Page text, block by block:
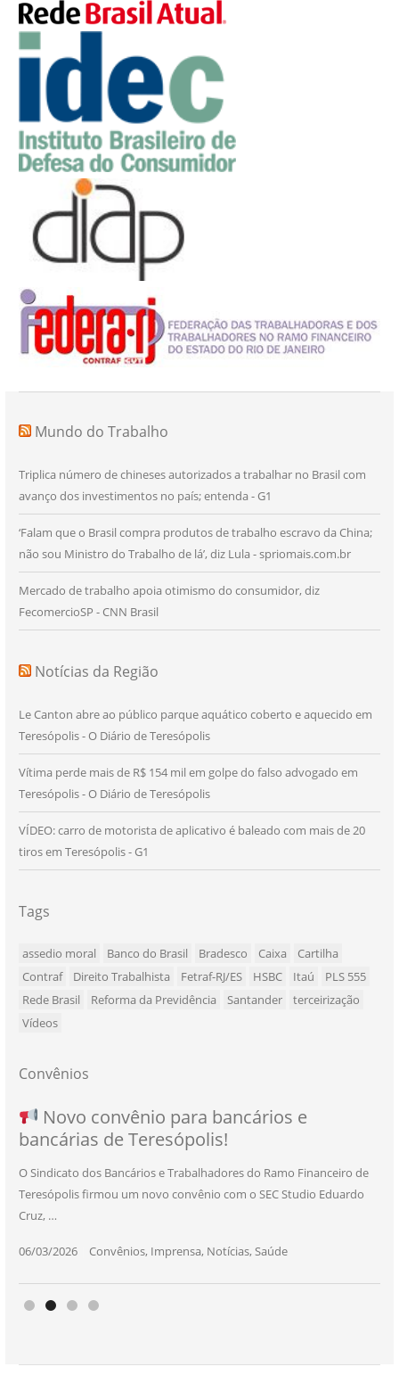
Mundo do Trabalho
Triplica número de chineses autorizados a trabalhar no Brasil com
avanço dos investimentos no país; entenda - G1
‘Falam que o Brasil compra produtos de trabalho escravo da China;
não sou Ministro do Trabalho de lá’, diz Lula - spriomais.com.br
Mercado de trabalho apoia otimismo do consumidor, diz
FecomercioSP - CNN Brasil
Notícias da Região
Le Canton abre ao público parque aquático coberto e aquecido em
Teresópolis - O Diário de Teresópolis
Vítima perde mais de R$ 154 mil em golpe do falso advogado em
Teresópolis - O Diário de Teresópolis
VÍDEO: carro de motorista de aplicativo é baleado com mais de 20
tiros em Teresópolis - G1
Tags
assedio moral Banco do Brasil Bradesco Caixa
Cartilha
Contraf
Direito Trabalhista Fetraf-RJ/ES HSBC Itaú
PLS 555
Rede Brasil
Reforma da Previdência Santander
terceirização
Vídeos
Convênios
SEU NOVO BENEFÍCIO CHEGOU
Novo convênio para bancários e
bancárias de Teresópolis!
O Sindicato dos Bancários e Trabalhadores do Ramo Financeiro de
Teresópolis firmou um novo convênio com o SEC Studio Eduardo
Cruz, …
06/03/2026| Convênios, Imprensa, Notícias, Saúde
NOVO CONVÊNIO PARA VOCÊ, BANCÁRIO
E BANCÁRIA!
25/11/2025| Convênios, Imprensa, Notícias, Saúde
Convênio com a Rede de Ensino Técnico e
Centro de Qualificação Técnica